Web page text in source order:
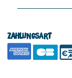
Zahlungsart